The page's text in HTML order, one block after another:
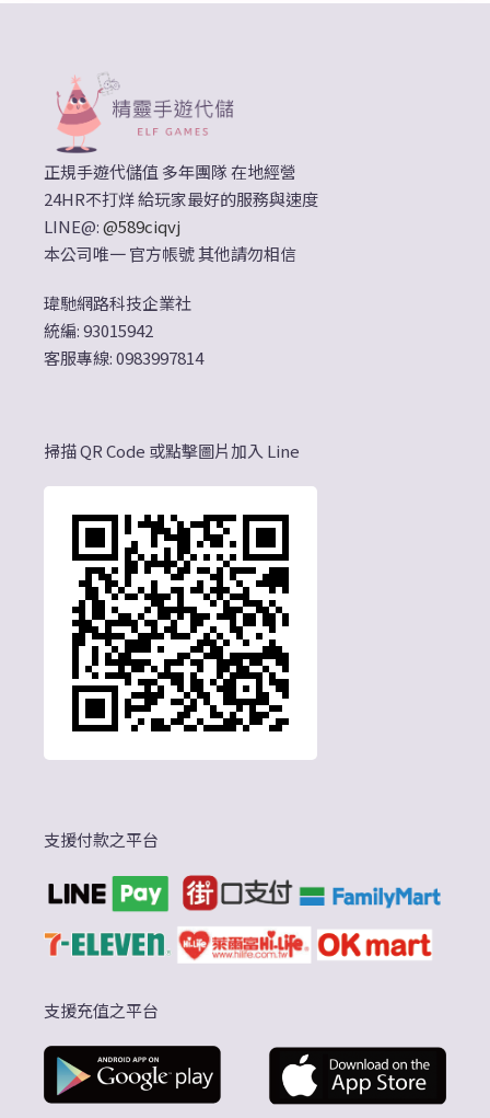
正規手遊代儲值 多年團隊 在地經營
24HR不打烊 給玩家最好的服務與速度
LINE@:@589ciqvj
本公司唯一 官方帳號 其他請勿相信
瑋馳網路科技企業社
統編: 93015942
客服專線: 0983997814
掃描 QR Code 或點擊圖片加入 Line
支援付款之平台
支援充值之平台